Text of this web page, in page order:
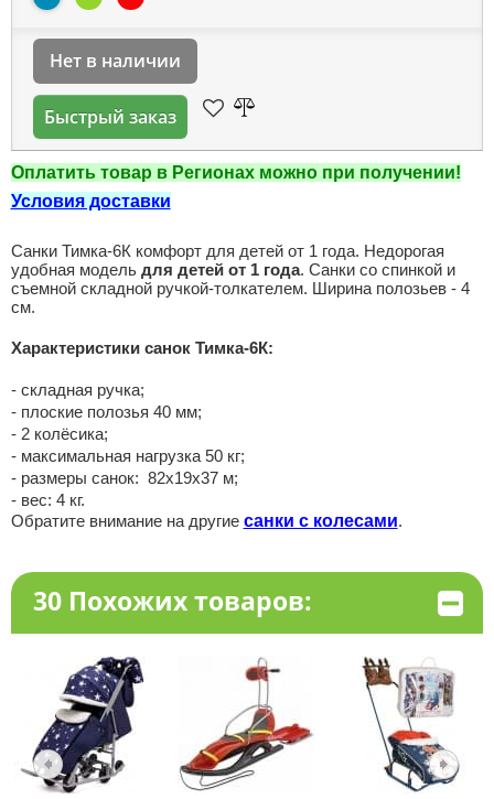
Нет в наличии
Быстрый заказ
Оплатить товар в Регионах можно при получении!
Условия доставки
Санки Тимка-6К комфорт для детей от 1 года. Недорогая
удобная модель для детей от 1 года. Санки со спинкой и
съемной складной ручкой-толкателем. Ширина полозьев - 4
см.
Характеристики санок Тимка-6К:
- складная ручка;
- плоские полозья 40 мм;
- 2 колёсика;
- максимальная нагрузка 50 кг;
- размеры санок: 82x19x37 м;
- вес: 4 кг.
Обратите внимание на другие санки с колесами.
30 Похожих товаров: